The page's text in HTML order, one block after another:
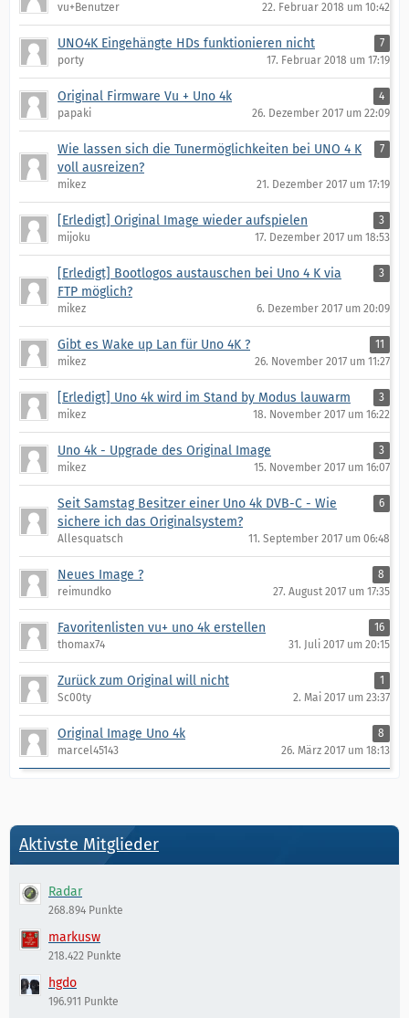
vu+Benutzer
22. Februar 2018 um 10:42
UNO4K Eingehängte HDs funktionieren nicht
7
porty
17. Februar 2018 um 17:19
Original Firmware Vu + Uno 4k
4
papaki
26. Dezember 2017 um 22:09
Wie lassen sich die Tunermöglichkeiten bei UNO 4 K
voll ausreizen?
7
mikez 21. Dezember 2017 um 17:19
[Erledigt] Original Image wieder aufspielen
3
mijoku
17. Dezember 2017 um 18:53
[Erledigt] Bootlogos austauschen bei Uno 4 K via
FTP möglich?
3
mikez 6. Dezember 2017 um 20:09
Gibt es Wake up Lan für Uno 4K ?
11
mikez
26. November 2017 um 11:27
[Erledigt] Uno 4k wird im Stand by Modus lauwarm
3
mikez
18. November 2017 um 16:22
Uno 4k - Upgrade des Original Image
3
mikez
15. November 2017 um 16:07
Seit Samstag Besitzer einer Uno 4k DVB-C - Wie
sichere ich das Originalsystem?
6
Allesquatsch 11. September 2017 um 06:48
Neues Image ?
8
reimundko
27. August 2017 um 17:35
Favoritenlisten vu+ uno 4k erstellen
16
thomax74
31. Juli 2017 um 20:15
Zurück zum Original will nicht
1
Sc00ty
2. Mai 2017 um 23:37
Original Image Uno 4k
8
marcel45143
26. März 2017 um 18:13
Aktivste Mitglieder
Radar
268.894 Punkte
markusw
218.422 Punkte
hgdo
196.911 Punkte